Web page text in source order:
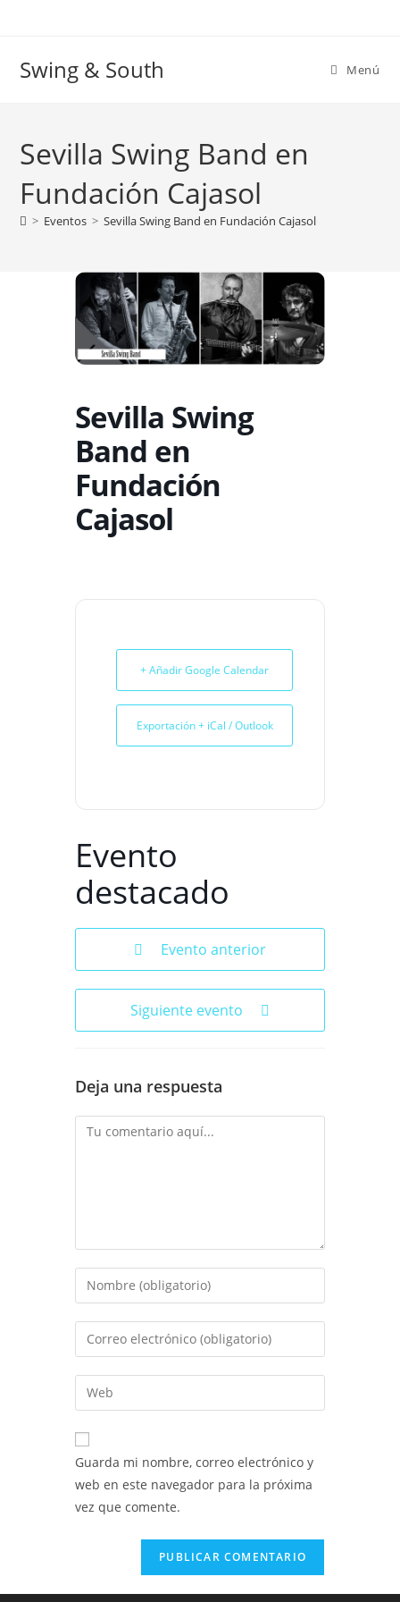
Swing & South Menú
Sevilla Swing Band en
Fundación Cajasol
> Eventos > Sevilla Swing Band en Fundación Cajasol
Sevilla Swing
Band en
Fundación
Cajasol
+ Añadir Google Calendar
Exportación + iCal / Outlook
Evento
destacado
Evento anterior
Siguiente evento
Deja una respuesta
Comentario
Introduce
tu
nombre
de
usuario
para
comentar
Introduce
tu
dirección
de
electrónico
para
comentar
Introduce
la
URL
de
(opcional)
Guarda mi nombre, correo electrónico y
web en este navegador para la próxima
vez que comente.